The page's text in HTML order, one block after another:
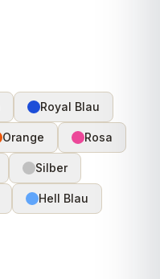
Royal Blau
Orange Rosa
Silber
Hell Blau